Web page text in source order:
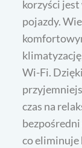
korzyści
pojazdy.
Wi-Fi.
czas na
co eliminuje